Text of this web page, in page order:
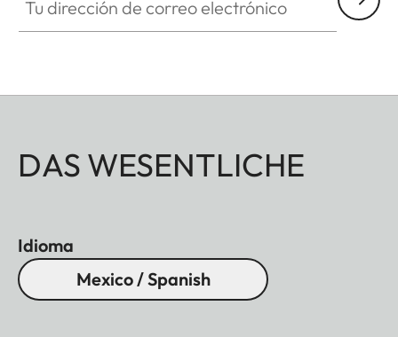
DAS WESENTLICHE
Idioma
Mexico / Spanish